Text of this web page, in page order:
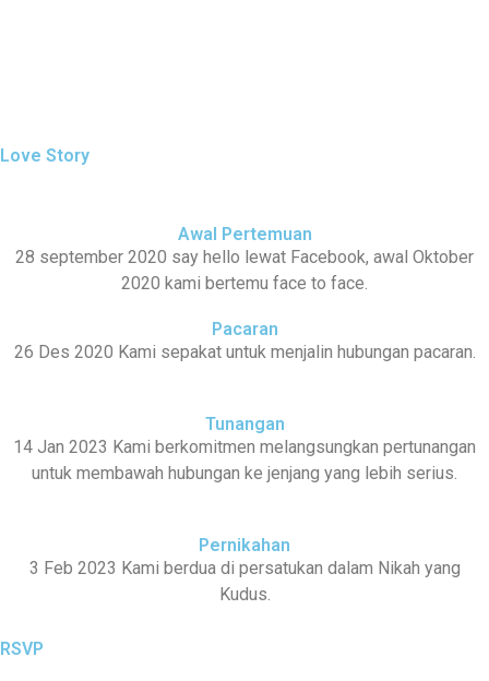
Love Story
Awal Pertemuan
28 september 2020 say hello lewat Facebook, awal Oktober
2020 kami bertemu face to face.
Pacaran
26 Des 2020 Kami sepakat untuk menjalin hubungan pacaran.
Tunangan
14 Jan 2023 Kami berkomitmen melangsungkan pertunangan
untuk membawah hubungan ke jenjang yang lebih serius.
Pernikahan
3 Feb 2023 Kami berdua di persatukan dalam Nikah yang
Kudus.
RSVP